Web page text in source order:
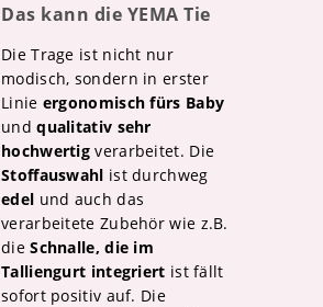
Das kann die YEMA Tie
Die Trage ist nicht nur
modisch, sondern in erster
Linie ergonomisch fürs Baby
undqualitativ sehr
hochwertig verarbeitet. Die
Stoffauswahl ist durchweg
edel und auch das
verarbeitete Zubehör wie z.B.
dieSchnalle, die im
Talliengurt integriert ist fällt
sofort positiv auf. Die